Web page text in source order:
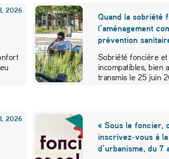
2026
Quand la sobriété
l’aménagement
prévention
Sobriété foncière
incompatibles, bien
transmis le 25 juin
2026
« Sous le foncier,
inscrivez-vous à
d’urbanisme, du 7